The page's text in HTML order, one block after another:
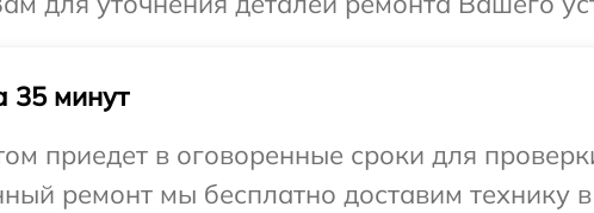
35 минут
приедет в оговоренные сроки для
ремонт мы бесплатно доставим технику